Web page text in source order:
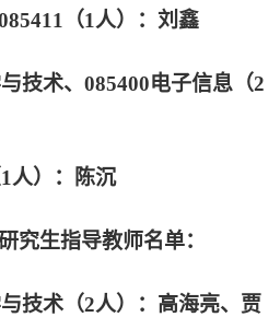
（1人）：刘鑫
技术、 085400电子信息（2
1人）：陈沉
究生指导教师名单：
技术（2人）：高海亮、贾